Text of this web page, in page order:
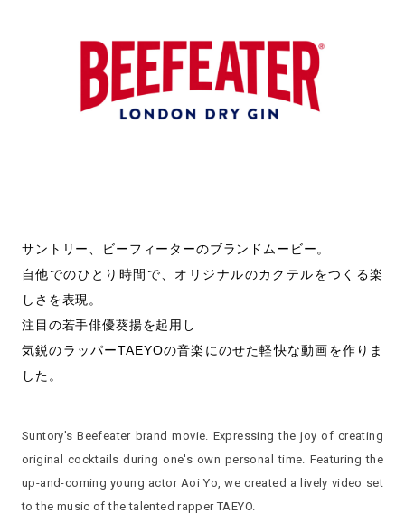
サントリー、ビーフィーターのブランドムービー。
自他でのひとり時間で、オリジナルのカクテルをつくる楽
しさを表現。
注目の若手俳優葵揚を起用し
気鋭のラッパーTAEYOの音楽にのせた軽快な動画を作りま
した。
Suntory's Beefeater brand movie. Expressing the joy of creating
original cocktails during one's own personal time. Featuring the
up-and-coming young actor Aoi Yo, we created a lively video set
to the music of the talented rapper TAEYO.